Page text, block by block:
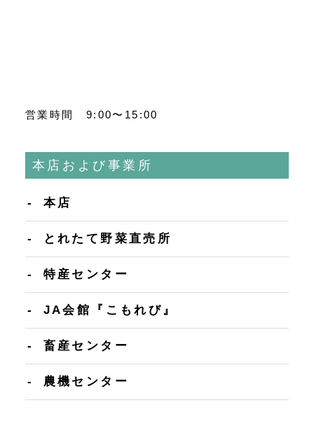
営業時間 9:00〜15:00
本店および事業所
本店
とれたて野菜直売所
特産センター
JA会館『こもれび』
畜産センター
農機センター